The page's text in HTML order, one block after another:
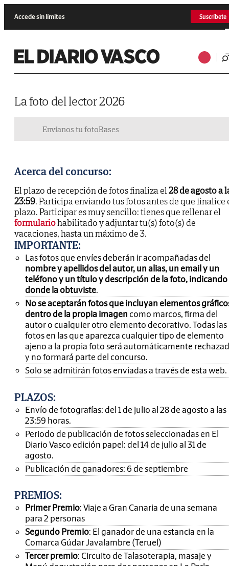
Accede sin límites Suscríbete
La foto del lector 2026
Envíanos tu fotoBases
Acerca del concurso:
El plazo de recepción de fotos finaliza el28 de agosto a
23:59. Participa enviando tus fotos antes de que finalice
plazo. Participar es muy sencillo: tienes que rellenar el
formulariohabilitado y adjuntar tu(s) foto(s) de
vacaciones, hasta un máximo de 3.
IMPORTANTE:
Las fotos que envíes deberán ir acompañadas del
nombre y apellidos del autor, un alias, un email y un
teléfono y un título y descripción de la foto, indicando
donde la obtuviste.
No se aceptarán fotos que incluyan elementos
dentro de la propia imagen como marcos, firma del
autor o cualquier otro elemento decorativo. Todas las
fotos en las que aparezca cualquier tipo de elemento
ajeno a la propia foto será automáticamente
y no formará parte del concurso.
Solo se admitirán fotos enviadas a través de esta web.
PLAZOS:
Envío de fotografías: del 1 de julio al 28 de agosto a las
23:59 horas.
Periodo de publicación de fotos seleccionadas en El
Diario Vasco edición papel: del 14 de julio al 31 de
agosto.
Publicación de ganadores: 6 de septiembre
PREMIOS:
Primer Premio: Viaje a Gran Canaria de una semana
para 2 personas
Segundo Premio: El ganador de una estancia en la
Comarca Gúdar Javalambre (Teruel)
Tercer premio: Circuito de Talasoterapia, masaje y